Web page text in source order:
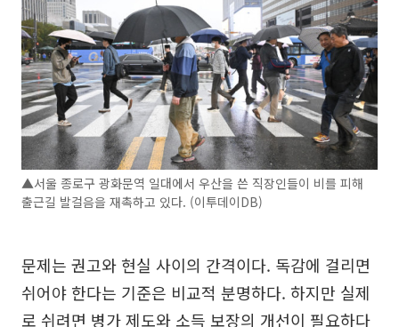
▲서울 종로구 광화문역 일대에서 우산을 쓴 직장인들이 비를 피해
출근길 발걸음을 재촉하고 있다. (이투데이DB)
문제는 권고와 현실 사이의 간격이다. 독감에 걸리면
쉬어야 한다는 기준은 비교적 분명하다. 하지만 실제
로 쉬려면 병가 제도와 소득 보장의 개선이 필요하다